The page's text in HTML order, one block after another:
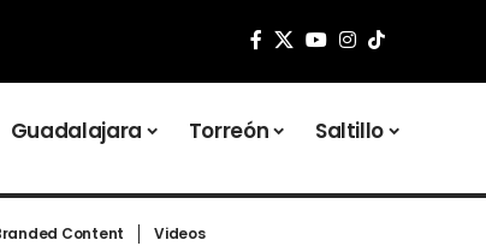
Guadalajara Torreón Saltillo
Content Videos